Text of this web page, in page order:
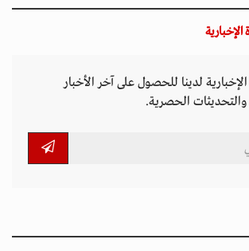
لدينا للحصول على آخر الأخبار
والتحديثات الحصرية.